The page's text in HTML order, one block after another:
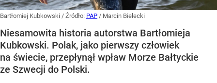
Bartłomiej Kubkowski / Źródło: PAP / Marcin Bielecki
Niesamowita historia autorstwa Bartłomieja
Kubkowski. Polak, jako pierwszy człowiek
na świecie, przepłynął wpław Morze Bałtyckie
ze Szwecji do Polski.